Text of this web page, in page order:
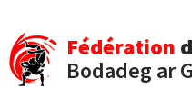
Fédération
Bodadeg ar